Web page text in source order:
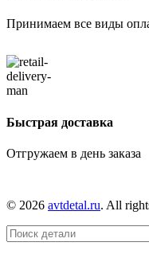
Принимаем все виды
Быстрая доставка
Отгружаем в день заказа
© 2026 avtdetal.ru. All